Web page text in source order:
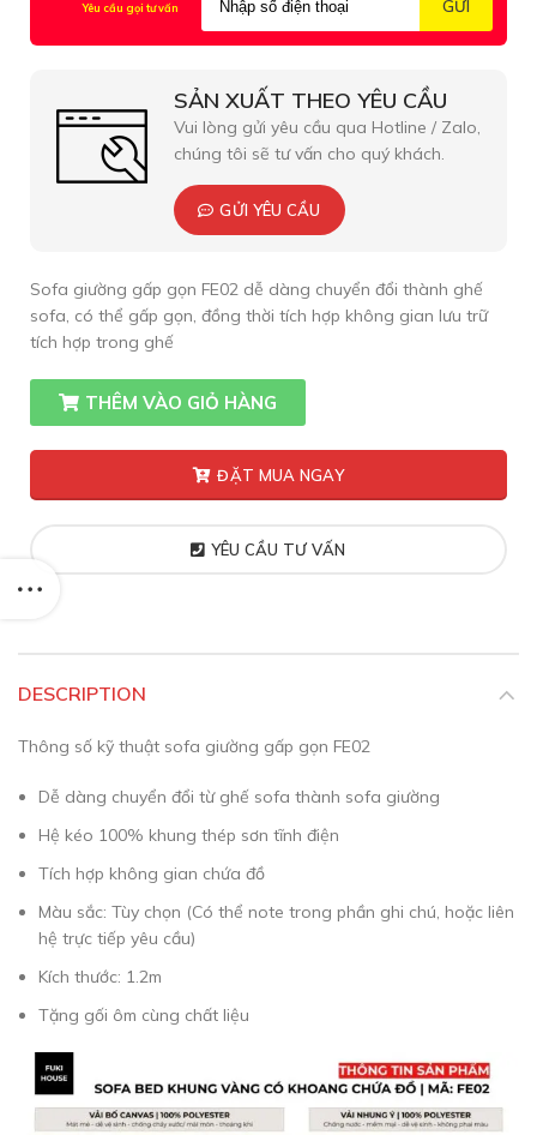
Yêu cầu gọi tư vấn
SẢN XUẤT THEO YÊU CẦU
Vui lòng gửi yêu cầu qua Hotline / Zalo,
chúng tôi sẽ tư vấn cho quý khách.
GỬI YÊU CẦU
Sofa giường gấp gọn FE02 dễ dàng chuyển đổi thành ghế
sofa, có thể gấp gọn, đồng thời tích hợp không gian lưu trữ
tích hợp trong ghế
THÊM VÀO GIỎ HÀNG
ĐẶT MUA NGAY
YÊU CẦU TƯ VẤN
DESCRIPTION
Thông số kỹ thuật sofa giường gấp gọn FE02
Dễ dàng chuyển đổi từ ghế sofa thành sofa giường
Hệ kéo 100% khung thép sơn tĩnh điện
Tích hợp không gian chứa đồ
Màu sắc: Tùy chọn (Có thể note trong phần ghi chú, hoặc liên
hệ trực tiếp yêu cầu)
Kích thước: 1.2m
Tặng gối ôm cùng chất liệu